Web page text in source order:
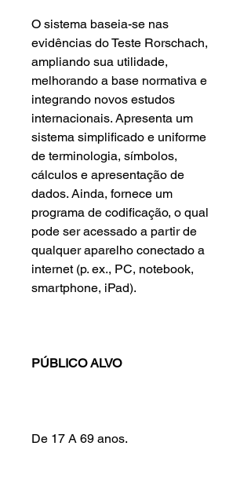
O sistema baseia-se nas
evidências do Teste Rorschach,
ampliando sua utilidade,
melhorando a base normativa e
integrando novos estudos
internacionais. Apresenta um
sistema simplificado e uniforme
de terminologia, símbolos,
cálculos e apresentação de
dados. Ainda, fornece um
programa de codificação, o qual
pode ser acessado a partir de
qualquer aparelho conectado a
internet (p. ex., PC, notebook,
smartphone, iPad).
PÚBLICO ALVO
De 17 A 69 anos.